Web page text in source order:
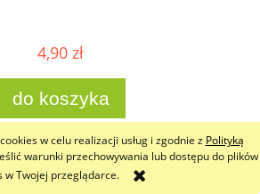
w celu realizacji usług i zgodnie z Polityką
warunki przechowywania lub dostępu do plików
w Twojej przeglądarce.
4,90 zł
do koszyka